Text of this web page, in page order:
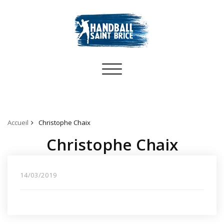
Toggle
Accueil Christophe Chaix
Christophe Chaix
14/03/2019